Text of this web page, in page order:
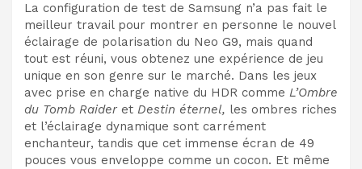
La configuration de test de Samsung n’a pas fait le
meilleur travail pour montrer en personne le nouvel
éclairage de polarisation du Neo G9, mais quand
tout est réuni, vous obtenez une expérience de jeu
unique en son genre sur le marché. Dans les jeux
avec prise en charge native du HDR comme L’Ombre
du Tomb Raider et Destin éternel, les ombres riches
et l’éclairage dynamique sont carrément
enchanteur, tandis que cet immense écran de 49
pouces vous enveloppe comme un cocon. Et même